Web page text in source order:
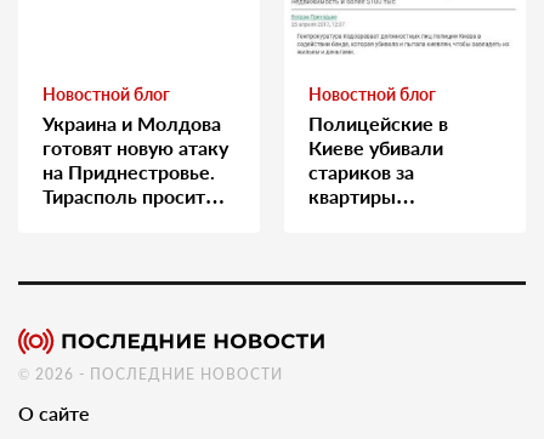
Новостной блог
Украина и Молдова
готовят новую атаку
на Приднестровье.
Тирасполь просит
Новостной блог
Полицейские в
Киеве убивали
стариков за
квартиры…
© 2026 - ПОСЛЕДНИЕ НОВОСТИ
О сайте